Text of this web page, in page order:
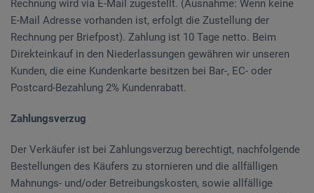
Rechnung wird via E-Mail zugestellt. (Ausnahme: Wenn keine
E-Mail Adresse vorhanden ist, erfolgt die Zustellung der
Rechnung per Briefpost). Zahlung ist 10 Tage netto. Beim
Direkteinkauf in den Niederlassungen gewähren wir unseren
Kunden, die eine Kundenkarte besitzen bei Bar-, EC- oder
Postcard-Bezahlung 2% Kundenrabatt.
Zahlungsverzug
Der Verkäufer ist bei Zahlungsverzug berechtigt, nachfolgende
Bestellungen des Käufers zu stornieren und die allfälligen
Mahnungs- und/oder Betreibungskosten, sowie allfällige